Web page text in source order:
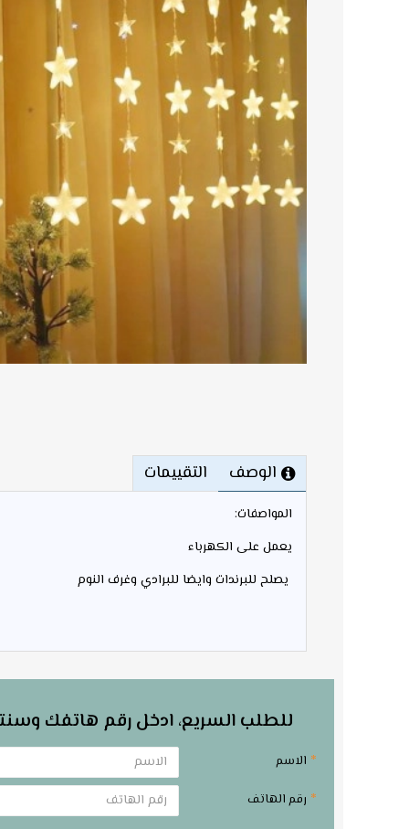
الوصف التقييمات
المواصفات:
يعمل على الكهرباء
يصلح للبرندات وايضا للبرادي وغرف النوم
للطلب السريع، ادخل رقم هاتفك
الاسم
رقم الهاتف